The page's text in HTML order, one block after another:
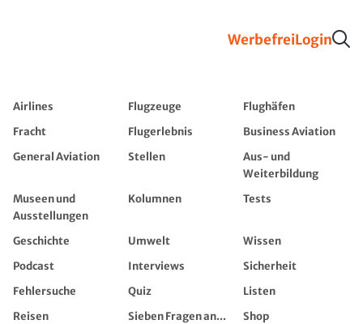
WerbefreiLogin
Airlines Flugzeuge
Flughäfen
Fracht
Flugerlebnis
Business Aviation
General Aviation
Stellen
Aus- und
Weiterbildung
Museen und
Ausstellungen
Kolumnen Tests
Geschichte Umwelt
Wissen
Podcast
Interviews
Sicherheit
Fehlersuche
Quiz
Listen
Reisen
Sieben Fragen an...
Shop